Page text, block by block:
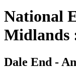
National
Midlands
Dale End -